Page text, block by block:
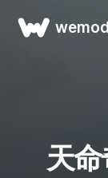
wemod
天